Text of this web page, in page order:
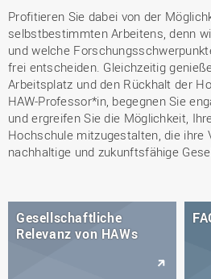
Profitieren Sie dabei von der
selbstbestimmten Arbeitens, denn
und welche
frei entscheiden. Gleichzeitig
Arbeitsplatz und den Rückhalt der
HAW-Professor*in, begegnen Sie
und ergreifen Sie die Möglichkeit,
Hochschule mitzugestalten, die ihre
nachhaltige und zukunftsfähige
Gesellschaftliche
Relevanz von HAWs